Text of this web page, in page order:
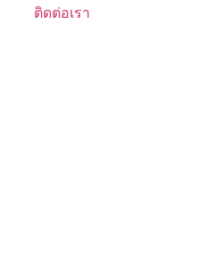
ติดต่อเรา